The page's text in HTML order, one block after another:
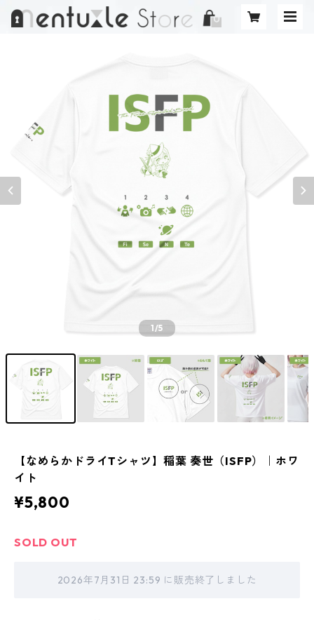
1/5
【なめらかドライTシャツ】稲葉 奏世（ISFP）｜ホワ
イト
¥5,800
SOLD OUT
2026年7月31日 23:59 に販売終了しました